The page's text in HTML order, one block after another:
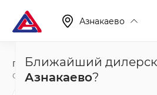
Азнакаево
Ближайший
Азнакаево?
Главная Каталог
Новые
CS35 Plus, I Рестайлинг